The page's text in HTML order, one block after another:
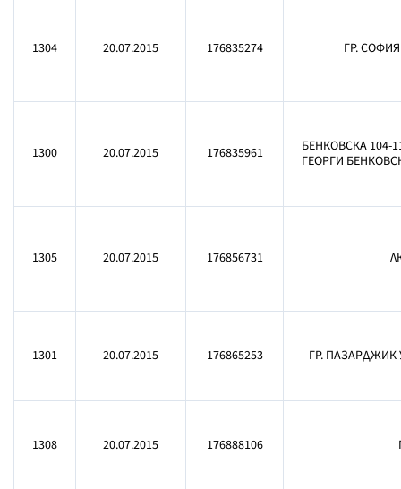
1304 20.07.2015 176835274 ГР.
1300 20.07.2015 176835961
БЕНКОВСКА 104-
ГЕОРГИ
1305 20.07.2015 176856731
1301 20.07.2015 176865253 ГР. ПАЗАРДЖИК
1308 20.07.2015 176888106